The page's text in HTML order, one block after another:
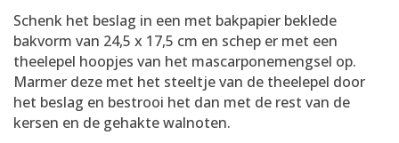
Schenk het beslag in een met bakpapier beklede
bakvorm van 24,5 x 17,5 cm en schep er met een
theelepel hoopjes van het mascarponemengsel op.
Marmer deze met het steeltje van de theelepel door
het beslag en bestrooi het dan met de rest van de
kersen en de gehakte walnoten.